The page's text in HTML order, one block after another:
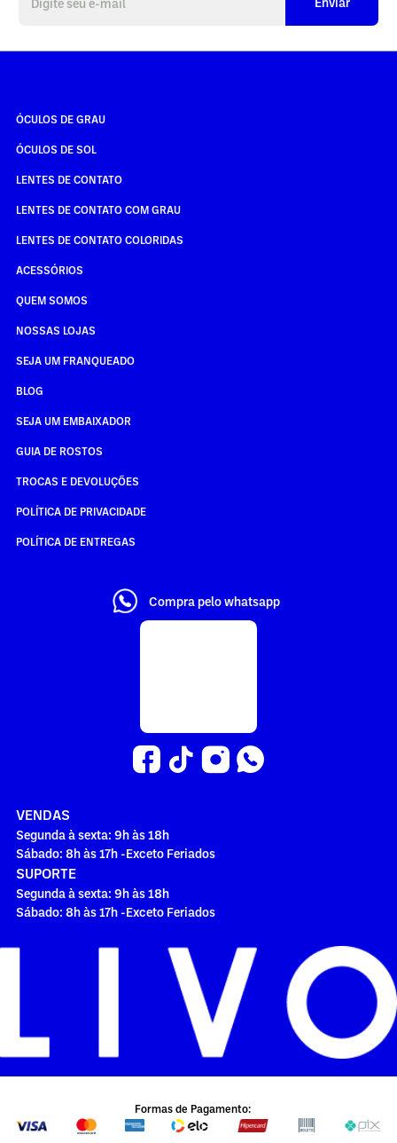
ÓCULOS DE GRAU
ÓCULOS DE SOL
LENTES DE CONTATO
LENTES DE CONTATO COM GRAU
LENTES DE CONTATO COLORIDAS
ACESSÓRIOS
QUEM SOMOS
NOSSAS LOJAS
SEJA UM FRANQUEADO
BLOG
SEJA UM EMBAIXADOR
GUIA DE ROSTOS
TROCAS E DEVOLUÇÕES
POLÍTICA DE PRIVACIDADE
POLÍTICA DE ENTREGAS
Compra pelo whatsapp
VENDAS
Segunda à sexta: 9h às 18h
Sábado: 8h às 17h -Exceto Feriados
SUPORTE
Segunda à sexta: 9h às 18h
Sábado: 8h às 17h -Exceto Feriados
Formas de Pagamento: